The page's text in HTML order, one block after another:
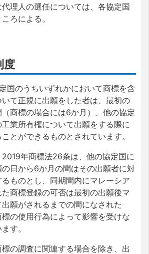
理人の選任については、各協定国
ろによる。
度
国のうちいずれかにおいて商標を含
て正規に出願をした者は、最初の
商標の場合には6か月）、他の協定
業所有権について出願をする際に
とができるものとされています。
年商標法26条は、他の協定国に
日から6か月の間はその出願者に対
ものとし、同期間内にマレーシア
商標登録の可否は最初の出願後マ
願がされるまでの間になされた
標の使用行為によって影響を受けな
す。
の調査に関連する場合を除き、出